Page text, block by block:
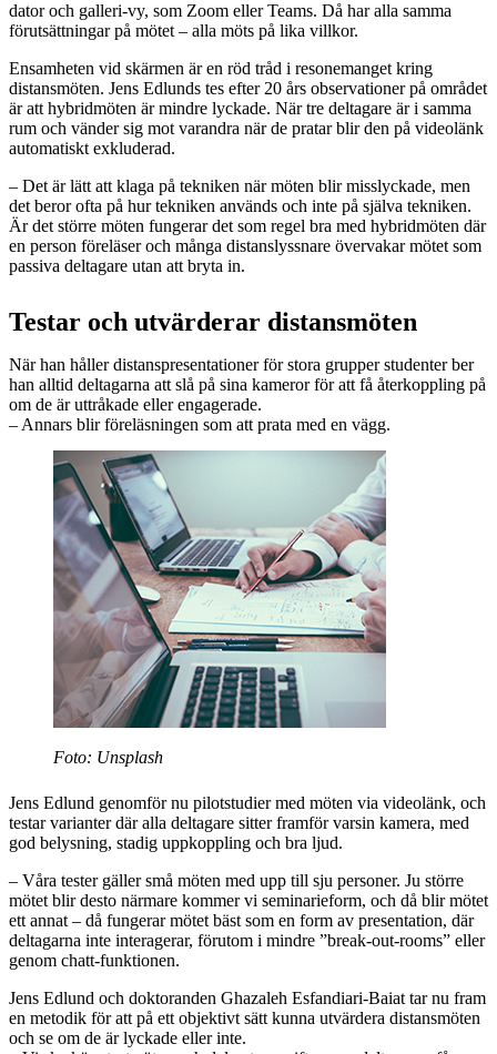
dator och galleri-vy, som Zoom eller Teams. Då har alla samma
förutsättningar på mötet – alla möts på lika villkor.
Ensamheten vid skärmen är en röd tråd i resonemanget kring
distansmöten. Jens Edlunds tes efter 20 års observationer på området
är att hybridmöten är mindre lyckade. När tre deltagare är i samma
rum och vänder sig mot varandra när de pratar blir den på videolänk
automatiskt exkluderad.
– Det är lätt att klaga på tekniken när möten blir misslyckade, men
det beror ofta på hur tekniken används och inte på själva tekniken.
Är det större möten fungerar det som regel bra med hybridmöten där
en person föreläser och många distanslyssnare övervakar mötet som
passiva deltagare utan att bryta in.
Testar och utvärderar distansmöten
När han håller distanspresentationer för stora grupper studenter ber
han alltid deltagarna att slå på sina kameror för att få återkoppling på
om de är uttråkade eller engagerade.
– Annars blir föreläsningen som att prata med en vägg.
Foto: Unsplash
Jens Edlund genomför nu pilotstudier med möten via videolänk, och
testar varianter där alla deltagare sitter framför varsin kamera, med
god belysning, stadig uppkoppling och bra ljud.
– Våra tester gäller små möten med upp till sju personer. Ju större
mötet blir desto närmare kommer vi seminarieform, och då blir mötet
ett annat – då fungerar mötet bäst som en form av presentation, där
deltagarna inte interagerar, förutom i mindre ”break-out-rooms” eller
genom chatt-funktionen.
Jens Edlund och doktoranden Ghazaleh Esfandiari-Baiat tar nu fram
en metodik för att på ett objektivt sätt kunna utvärdera distansmöten
och se om de är lyckade eller inte.